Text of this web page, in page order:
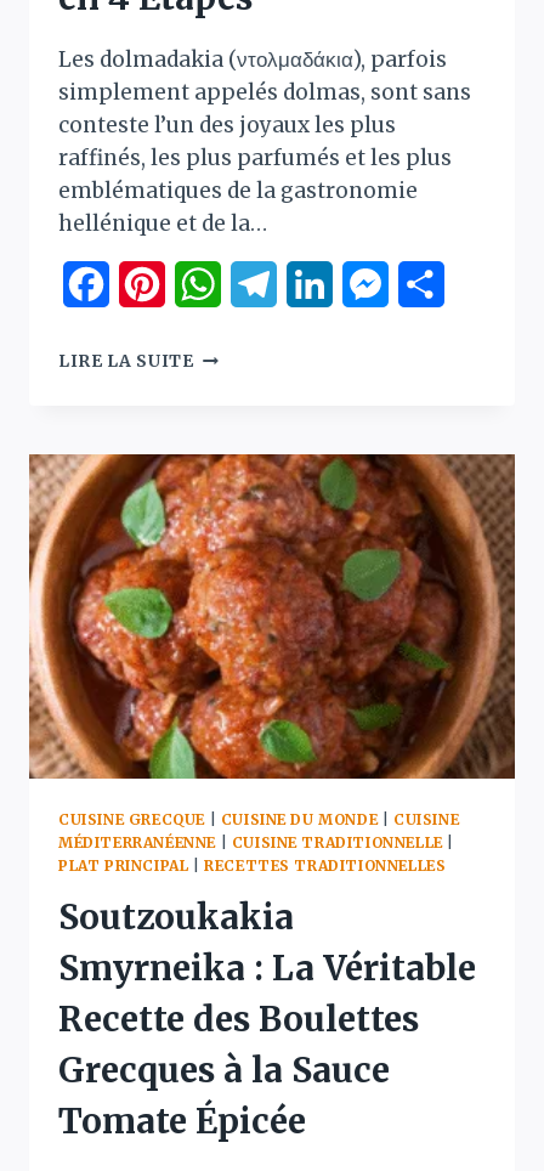
Les dolmadakia (ντολμαδάκια), parfois
simplement appelés dolmas, sont sans
conteste l’un des joyaux les plus
raffinés, les plus parfumés et les plus
emblématiques de la gastronomie
hellénique et de la…
FacebookPinterestWhatsAppTelegramLinkedInMessenger
LIRE LA SUITEDOLMADAKIA
RECETTE
DES
FEUILLES
DE
VIGNE
FARCIES
EN
4
ÉTAPES
CUISINE GRECQUE| CUISINE DU MONDE| CUISINE
MÉDITERRANÉENNE| CUISINE TRADITIONNELLE|
PLAT PRINCIPAL |RECETTES TRADITIONNELLES
Soutzoukakia
Smyrneika : La Véritable
Recette des Boulettes
Grecques à la Sauce
Tomate Épicée